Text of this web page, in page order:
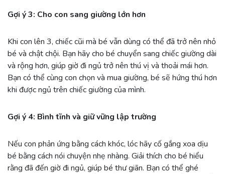
Gợi ý 3: Cho con sang giường lớn hơn
Khi con lên 3, chiếc cũi mà bé vẫn dùng có thể đã trở nên nhỏ
bé và chật chội. Bạn hãy cho bé chuyển sang chiếc giường dài
và rộng hơn, giúp giờ đi ngủ trở nên thú vị và thoải mái hơn.
Bạn có thể cùng con chọn và mua giường, bé sẽ hứng thú hơn
khi được ngủ trên chiếc giường của mình.
Gợi ý 4: Bình tĩnh và giữ vững lập trường
Nếu con phản ứng bằng cách khóc, lóc hãy cố gắng xoa dịu
bé bằng cách nói chuyện nhẹ nhàng. Giải thích cho bé hiểu
rằng đã đến giờ đi ngủ, giúp bé thư giãn. Bạn có thể ghé